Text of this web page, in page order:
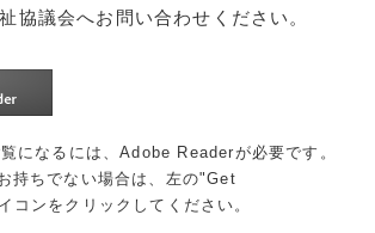
協議会へお問い合わせください。
になるには、Adobe Readerが必要です。
持ちでない場合は、左の"Get
コンをクリックしてください。